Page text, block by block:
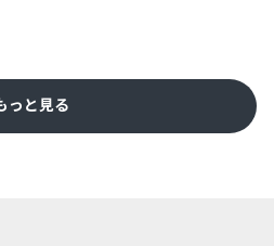
っと見る